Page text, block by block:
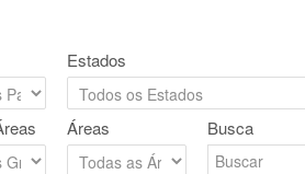
Estados
Áreas Busca